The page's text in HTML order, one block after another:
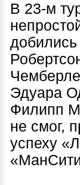
В 23-м
Эдуара
Филипп
не смог,
успеху